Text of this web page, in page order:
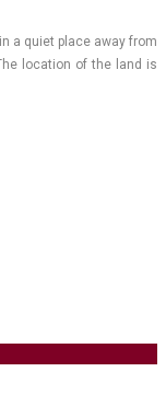
a quiet place away from
location of the land is